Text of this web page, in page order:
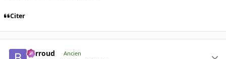
Citer
Barroud Ancien